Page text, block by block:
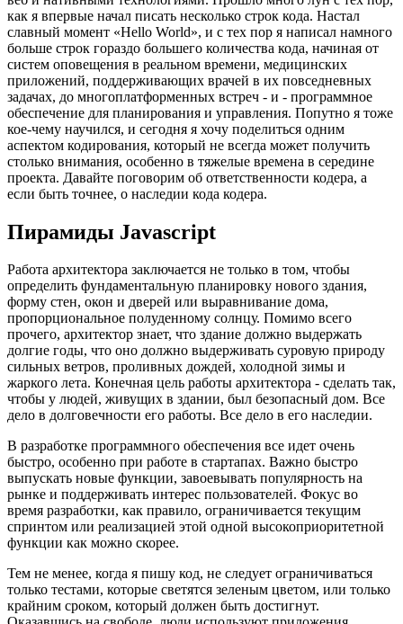
Кодер говорит о коде
Том здесь пишет, страстный разработчик всего, что связано с
веб и нативными технологиями. Прошло много лун с тех пор,
как я впервые начал писать несколько строк кода. Настал
славный момент «Hello World», и с тех пор я написал намного
больше строк гораздо большего количества кода, начиная от
систем оповещения в реальном времени, медицинских
приложений, поддерживающих врачей в их повседневных
задачах, до многоплатформенных встреч - и - программное
обеспечение для планирования и управления. Попутно я тоже
кое-чему научился, и сегодня я хочу поделиться одним
столько внимания, особенно в тяжелые времена в середине
если быть точнее, о наследии кода кодера.
Пирамиды Javascript
Работа архитектора заключается не только в том, чтобы
определить фундаментальную планировку нового здания,
форму стен, окон и дверей или выравнивание дома,
пропорциональное полуденному солнцу. Помимо всего
прочего, архитектор знает, что здание должно выдержать
долгие годы, что оно должно выдерживать суровую природу
сильных ветров, проливных дождей, холодной зимы и
жаркого лета. Конечная цель работы архитектора - сделать так,
чтобы у людей, живущих в здании, был безопасный дом. Все
дело в долговечности его работы. Все дело в его наследии.
В разработке программного обеспечения все идет очень
быстро, особенно при работе в стартапах. Важно быстро
выпускать новые функции, завоевывать популярность на
рынке и поддерживать интерес пользователей. Фокус во
время разработки, как правило, ограничивается текущим
спринтом или реализацией этой одной высокоприоритетной
функции как можно скорее.